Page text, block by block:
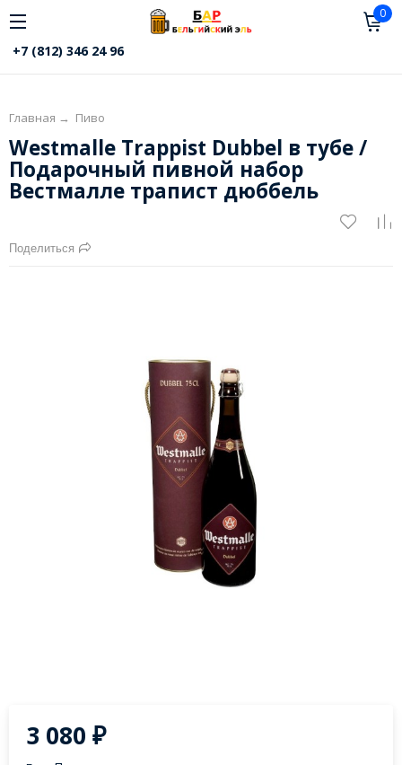
0
+7 (812) 346 24 96
Главная → Пиво
Westmalle Trappist Dubbel в тубе /
Подарочный пивной набор
Вестмалле трапист дюббель
Поделиться
3 080₽